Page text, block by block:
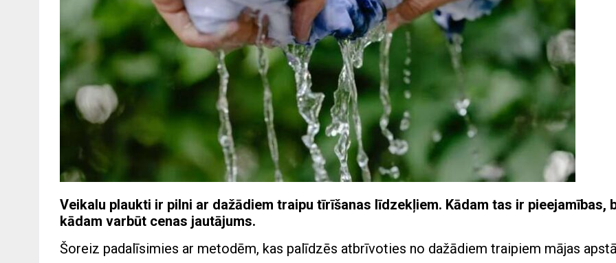
Veikalu plaukti ir pilni ar dažādiem traipu tīrīšanas līdzekļiem. Kādam tas ir pieejamības,
kādam varbūt cenas jautājums.
Šoreiz padalīsimies ar metodēm, kas palīdzēs atbrīvoties no dažādiem traipiem mājas